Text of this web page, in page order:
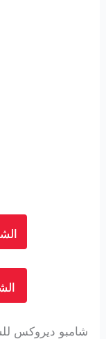
شامبو ديروكس